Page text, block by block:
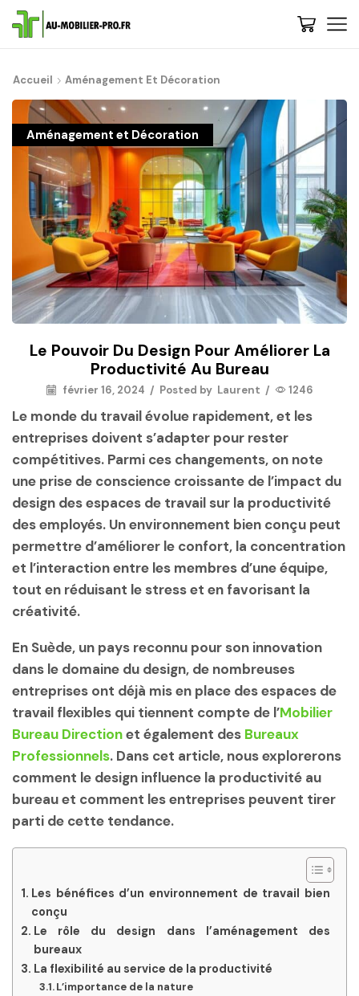
Accueil Aménagement Et Décoration
Aménagement et Décoration
Le Pouvoir Du Design Pour Améliorer La
Productivité Au Bureau
février 16, 2024 / Posted by Laurent / 1246
Le monde du travail évolue rapidement, et les
entreprises doivent s’adapter pour rester
compétitives. Parmi ces changements, on note
une prise de conscience croissante de l’impact du
design des espaces de travail sur la productivité
des employés. Un environnement bien conçu peut
permettre d’améliorer le confort, la concentration
et l’interaction entre les membres d’une équipe,
tout en réduisant le stress et en favorisant la
créativité.
En Suède, un pays reconnu pour son innovation
dans le domaine du design, de nombreuses
entreprises ont déjà mis en place des espaces de
travail flexibles qui tiennent compte de l’Mobilier
Bureau Directionet également des Bureaux
Professionnels. Dans cet article, nous explorerons
comment le design influence la productivité au
bureau et comment les entreprises peuvent tirer
parti de cette tendance.
Les bénéfices d’un environnement de travail bien
conçu
Le rôle du design dans l’aménagement des
bureaux
La flexibilité au service de la productivité
L’importance de la nature